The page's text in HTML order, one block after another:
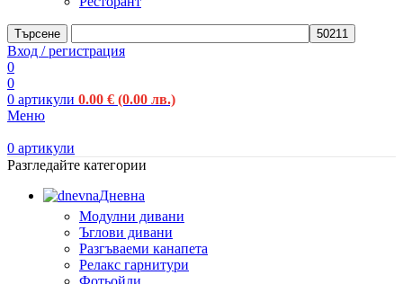
Търсене
Вход / регистрация
0
0
0 артикули 0.00 € (0.00 лв.)
Меню
0 артикули
Разгледайте категории
Дневна
Модулни дивани
Ъглови дивани
Разгъваеми канапета
Релакс гарнитури
Фотьойли